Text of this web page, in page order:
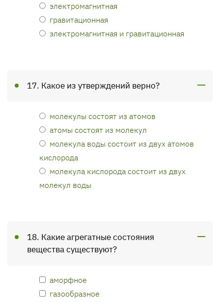
электромагнитная
гравитационная
электромагнитная и гравитационная
17. Какое из утверждений верно?
молекулы состоят из атомов
атомы состоят из молекул
молекула воды состоит из двух атомов
кислорода
молекула кислорода состоит из двух
молекул воды
18. Какие агрегатные состояния
вещества существуют?
аморфное
газообразное